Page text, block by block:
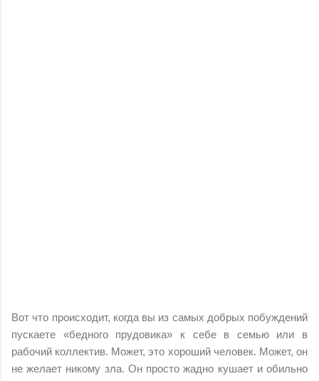
Вот что происходит, когда вы из самых добрых побуждений
пускаете «бедного прудовика» к себе в семью или в
рабочий коллектив. Может, это хороший человек. Может, он
не желает никому зла. Он просто жадно кушает и обильно